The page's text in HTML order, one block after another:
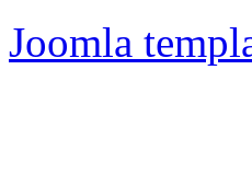
Joomla